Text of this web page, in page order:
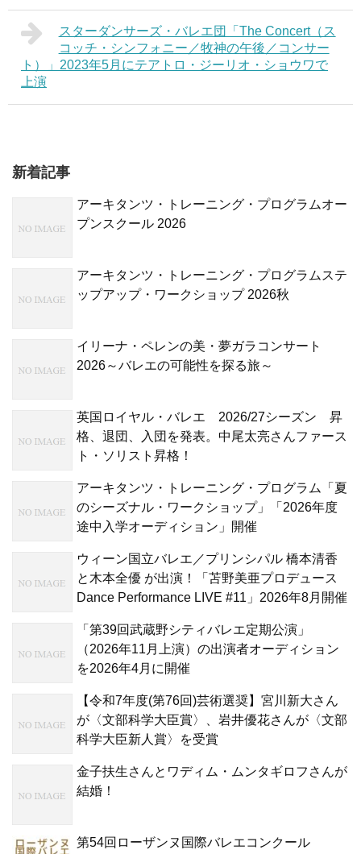
スターダンサーズ・バレエ団「The Concert（ス
コッチ・シンフォニー／牧神の午後／コンサー
ト）」2023年5月にテアトロ・ジーリオ・ショウワで
上演
新着記事
アーキタンツ・トレーニング・プログラムオー
プンスクール 2026
アーキタンツ・トレーニング・プログラムステ
ップアップ・ワークショップ 2026秋
イリーナ・ペレンの美・夢ガラコンサート
2026～バレエの可能性を探る旅～
英国ロイヤル・バレエ 2026/27シーズン 昇
格、退団、入団を発表。中尾太亮さんファース
ト・ソリスト昇格！
アーキタンツ・トレーニング・プログラム「夏
のシーズナル・ワークショップ」「2026年度
途中入学オーディション」開催
ウィーン国立バレエ／プリンシパル 橋本清香
と木本全優 が出演！「苫野美亜プロデュース
Dance Performance LIVE #11」2026年8月開催
「第39回武蔵野シティバレエ定期公演」
（2026年11月上演）の出演者オーディション
を2026年4月に開催
【令和7年度(第76回)芸術選奨】宮川新大さん
が〈文部科学大臣賞〉、岩井優花さんが〈文部
科学大臣新人賞〉を受賞
金子扶生さんとワディム・ムンタギロフさんが
結婚！
第54回ローザンヌ国際バレエコンクール